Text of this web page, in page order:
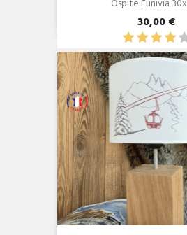
Ospite Funivia
30,00 €
